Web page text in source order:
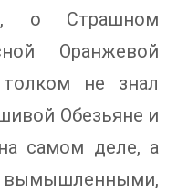
о Страшном
Оранжевой
не знал
Обезьяне и
самом деле, а